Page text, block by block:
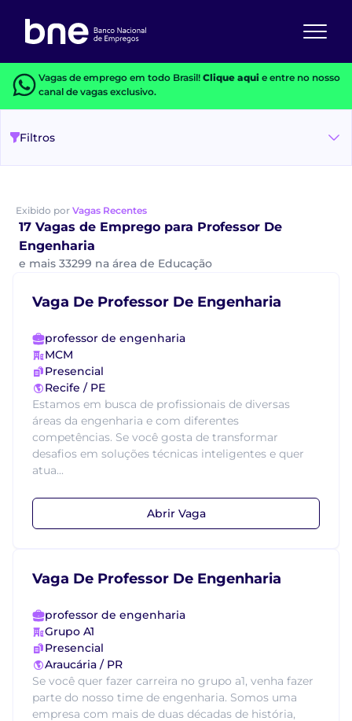
Vagas de emprego em todo Brasil! Clique aquie entre no nosso
canal de vagas exclusivo.
Filtros
Exibido por Vagas Recentes
17 Vagas de Emprego para Professor De
Engenharia
e mais 33299 na área de Educação
Vaga De Professor De Engenharia
professor de engenharia
MCM
Presencial
Recife / PE
Estamos em busca de profissionais de diversas
áreas da engenharia e com diferentes
competências. Se você gosta de transformar
desafios em soluções técnicas inteligentes e quer
atua...
Abrir Vaga
Vaga De Professor De Engenharia
professor de engenharia
Grupo A1
Presencial
Araucária / PR
Se você quer fazer carreira no grupo a1, venha fazer
parte do nosso time de engenharia. Somos uma
empresa com mais de duas décadas de história,